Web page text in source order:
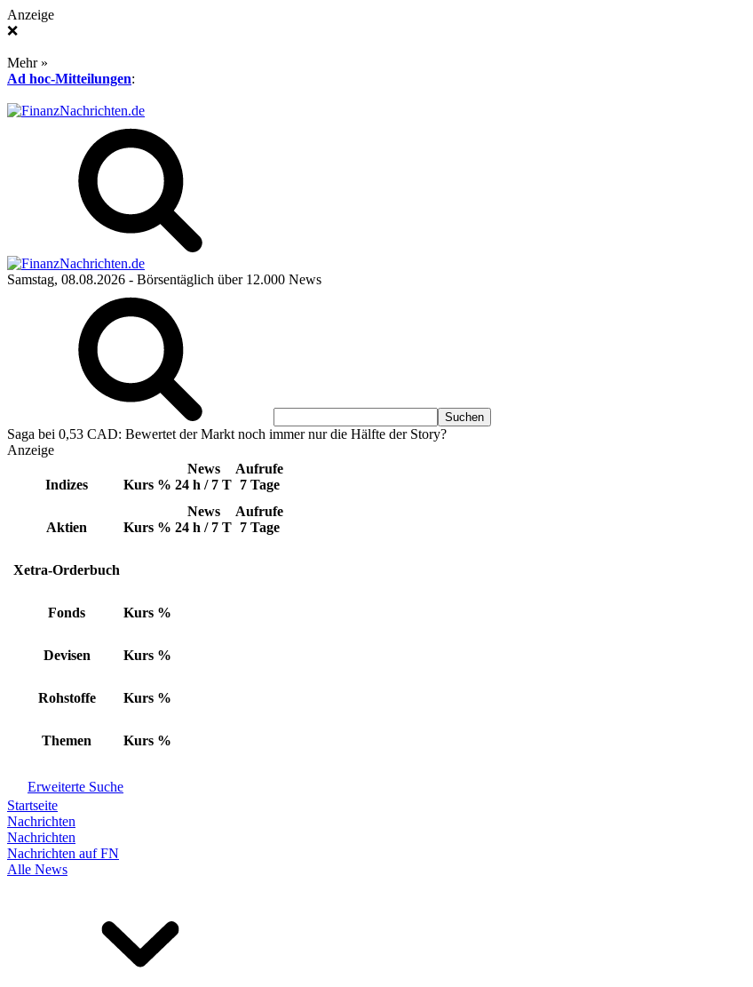
Anzeige
❌
Mehr »
Ad hoc-Mitteilungen:
Samstag, 08.08.2026 - Börsentäglich über 12.000 News
Saga bei 0,53 CAD: Bewertet der Markt noch immer nur die Hälfte der Story?
Anzeige
Indizes Kurs %
News
24 h / 7 T
Aufrufe
7 Tage
Aktien Kurs %
News
24 h / 7 T
Aufrufe
7 Tage
Xetra-Orderbuch
Fonds Kurs %
Devisen Kurs %
Rohstoffe Kurs %
Themen Kurs %
Erweiterte Suche
Startseite
Nachrichten
Nachrichten
Nachrichten auf FN
Alle News